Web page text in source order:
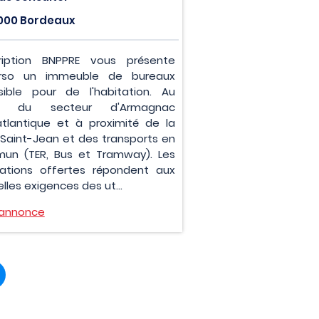
Bordeaux
BNPPRE vous présente
un immeuble de bureaux
pour de l'habitation. Au
du secteur d'Armagnac
et à proximité de la
Jean et des transports en
(TER, Bus et Tramway). Les
offertes répondent aux
exigences des ut...